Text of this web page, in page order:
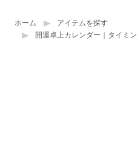
ホーム
アイテムを探す
開運卓上カレンダー｜タイミ